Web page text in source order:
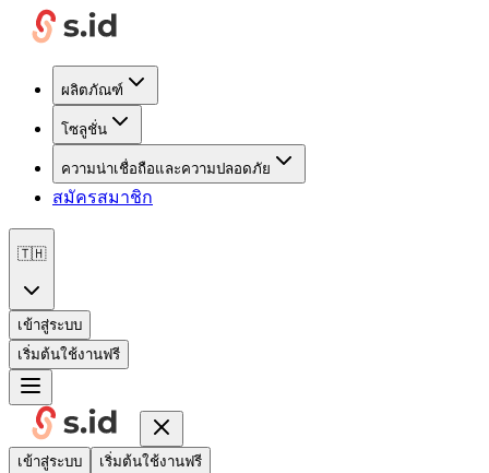
ผลิตภัณฑ์
โซลูชั่น
ความน่าเชื่อถือและความปลอดภัย
สมัครสมาชิก
🇹🇭
เข้าสู่ระบบ
เริ่มต้นใช้งานฟรี
เข้าสู่ระบบ เริ่มต้นใช้งานฟรี